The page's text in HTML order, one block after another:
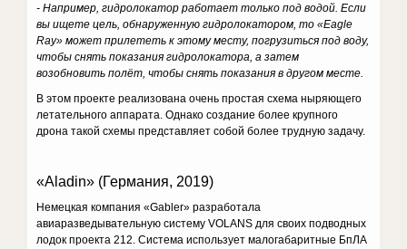
- Например, гидролокатор работает только под водой. Если
вы ищете цель, обнаруженную гидролокатором, то «Eagle
Ray» может прилететь к этому месту, погрузиться под воду,
чтобы снять показания гидролокатора, а затем
возобновить полёт, чтобы снять показания в другом месте.
В этом проекте реализована очень простая схема ныряющего
летательного аппарата. Однако создание более крупного
дрона такой схемы представляет собой более трудную задачу.
«Aladin» (Германия, 2019)
Немецкая компания «Gabler» разработала
авиаразведывательную систему VOLANS для своих подводных
лодок проекта 212. Система использует малогабаритные БпЛА